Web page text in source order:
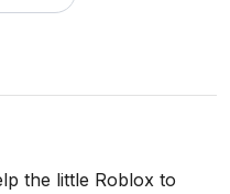
the little Roblox to